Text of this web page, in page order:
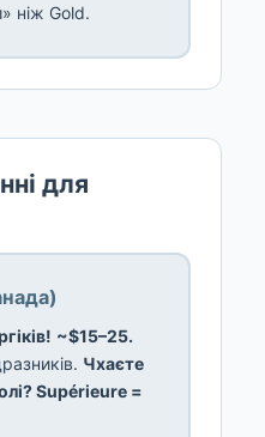
ніж Gold.
для
~$15–25.
Чхаєте
Supérieure =